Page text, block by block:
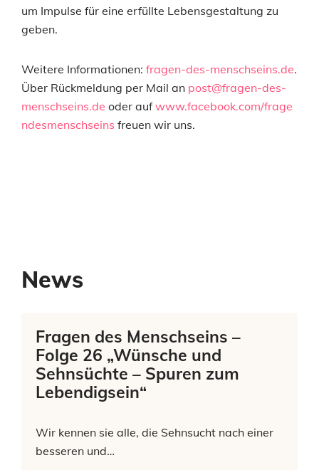
um Impulse für eine erfüllte Lebensgestaltung zu
geben.
Weitere Informationen: fragen-des-menschseins.de.
Über Rückmeldung per Mail an post@fragen-des-
menschseins.de oder aufwww.facebook.com/frage
ndesmenschseins freuen wir uns.
News
Fragen des Menschseins –
Folge 26 „Wünsche und
Sehnsüchte – Spuren zum
Lebendigsein“
Wir kennen sie alle, die Sehnsucht nach einer
besseren und…